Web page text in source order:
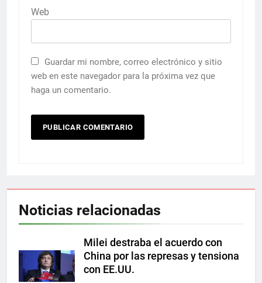
Web
Guardar mi nombre, correo electrónico y sitio
web en este navegador para la próxima vez que
haga un comentario.
Noticias relacionadas
Milei destraba el acuerdo con
China por las represas y tensiona
con EE.UU.